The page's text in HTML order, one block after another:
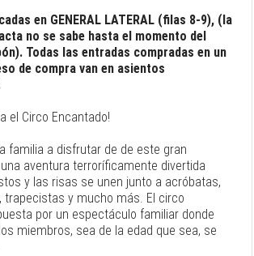
en GENERAL LATERAL (filas 8-9), (la
no se sabe hasta el momento del
Todas las entradas compradas en un
de compra van en asientos
el Circo Encantado!
familia a disfrutar de de este gran
aventura terroríficamente divertida
y las risas se unen junto a acróbatas,
trapecistas y mucho más. El circo
por un espectáculo familiar donde
miembros, sea de la edad que sea, se